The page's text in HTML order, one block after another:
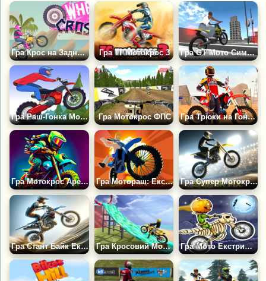
Гра Крос на Задньому Колесі Гра ТГ Мотокрос 3 Гра GT Мото Симулятор
Гра Раш-Гонка Мотокрос Гра Мотокрос ФПС Гра Трюки на Гоночному Мотоциклі 3Д
Гра Мотокрос Арена Гра Мотораш: Екстремальний Мотокрос Гра Супер Мотокрос: Останній Сезон 2
Гра Стант Байк Екстрим Гра Кросовий Мотоцикл: Екстремальні Трюки Гра Мото Екстрим 6: Моторошна Земля